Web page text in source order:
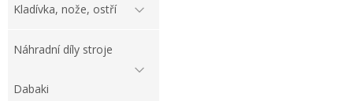
Kladívka, nože, ostří
Náhradní díly stroje
Dabaki